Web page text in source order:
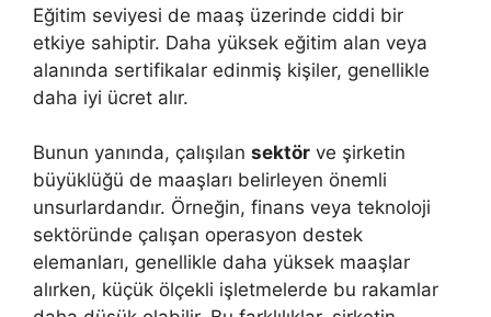
Eğitim seviyesi de maaş üzerinde ciddi bir
etkiye sahiptir. Daha yüksek eğitim alan veya
alanında sertifikalar edinmiş kişiler, genellikle
daha iyi ücret alır.
Bunun yanında, çalışılan sektör ve şirketin
büyüklüğü de maaşları belirleyen önemli
unsurlardandır. Örneğin, finans veya teknoloji
sektöründe çalışan operasyon destek
elemanları, genellikle daha yüksek maaşlar
alırken, küçük ölçekli işletmelerde bu rakamlar